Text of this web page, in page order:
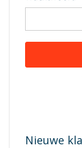
Nieuwe